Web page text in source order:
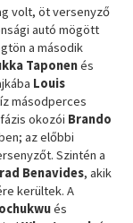
volt, öt versenyző
autó mögött
a második
Taponenés
Louis
másodperces
okozói Brando
az előbbi
Szintén a
Benavides, akik
kerültek. A
és